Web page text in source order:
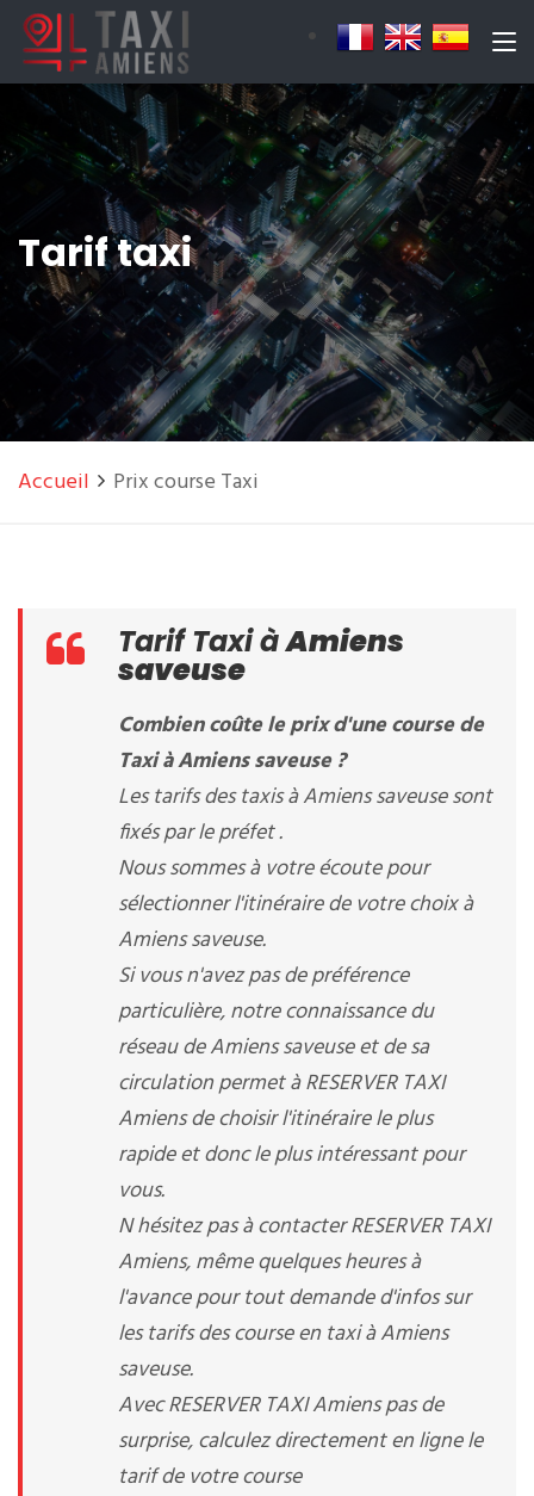
Tarif taxi
Accueil Prix course Taxi
Tarif Taxi àAmiens
saveuse
Combien coûte le prix d'une course de
Taxi à Amiens saveuse ?
Les tarifs des taxis à Amiens saveuse sont
fixés par le préfet .
Nous sommes à votre écoute pour
sélectionner l'itinéraire de votre choix à
Amiens saveuse.
Si vous n'avez pas de préférence
particulière, notre connaissance du
réseau de Amiens saveuse et de sa
circulation permet à RESERVER TAXI
Amiens de choisir l'itinéraire le plus
rapide et donc le plus intéressant pour
vous.
N hésitez pas à contacter RESERVER TAXI
Amiens, même quelques heures à
l'avance pour tout demande d'infos sur
les tarifs des course en taxi à Amiens
saveuse.
Avec RESERVER TAXI Amiens pas de
surprise, calculez directement en ligne le
tarif de votre course